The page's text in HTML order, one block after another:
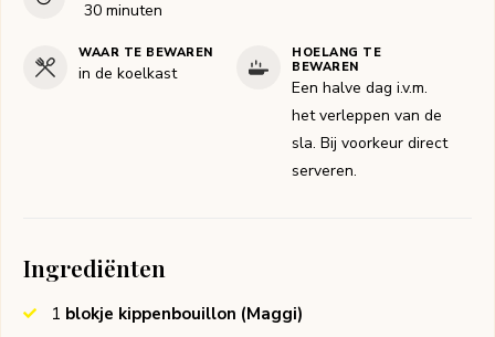
30minuten
minuten
WAAR TE BEWAREN
in de koelkast
HOELANG TE
BEWAREN
Een halve dag i.v.m.
het verleppen van de
sla. Bij voorkeur direct
serveren.
Ingrediënten
1 blokje kippenbouillon (Maggi)